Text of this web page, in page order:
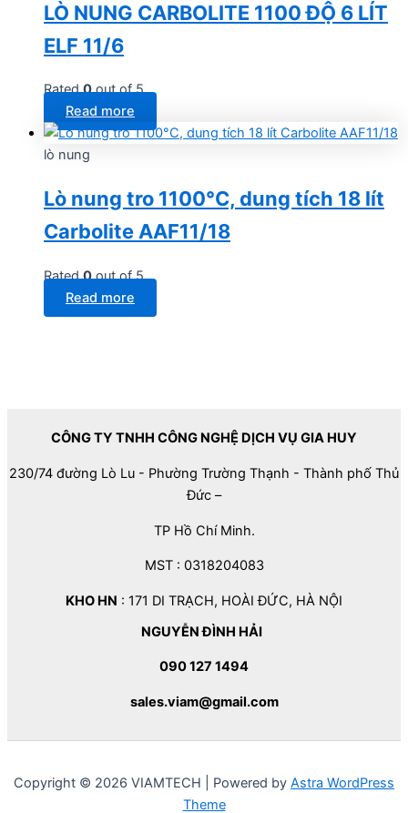
LÒ NUNG CARBOLITE 1100 ĐỘ 6 LÍT
ELF 11/6
Rated0out of 5
Read more
lò nung
Lò nung tro 1100°C, dung tích 18 lít
Carbolite AAF11/18
Rated0out of 5
Read more
CÔNG TY TNHH CÔNG NGHỆ DỊCH VỤ GIA HUY
230/74 đường Lò Lu - Phường Trường Thạnh - Thành phố Thủ
Đức –
TP Hồ Chí Minh.
MST : 0318204083
KHO HN : 171 DI TRẠCH, HOÀI ĐỨC, HÀ NỘI
NGUYỄN ĐÌNH HẢI
090 127 1494
sales.viam@gmail.com
Copyright © 2026 VIAMTECH | Powered by Astra WordPress
Theme